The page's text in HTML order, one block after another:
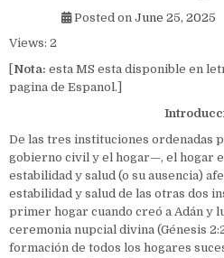
Posted on June 25, 2025
Views: 2
Nota: esta MS esta disponible en
pagina de Espanol.]
De las tres instituciones ordenadas
gobierno civil y el hogar—, el hogar
estabilidad y salud (o su ausencia)
estabilidad y salud de las otras dos
primer hogar cuando creó a Adán y
ceremonia nupcial divina (Génesis
formación de todos los hogares